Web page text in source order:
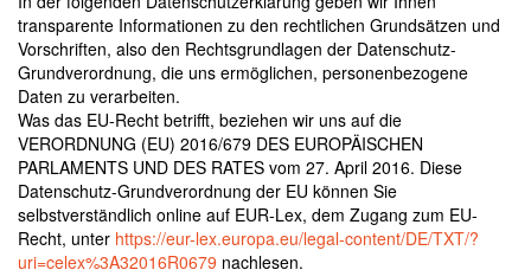
transparente Informationen zu den rechtlichen Grundsätzen und
Vorschriften, also den Rechtsgrundlagen der Datenschutz-
Grundverordnung, die uns ermöglichen, personenbezogene
Daten zu verarbeiten.
Was das EU-Recht betrifft, beziehen wir uns auf die
VERORDNUNG (EU) 2016/679 DES EUROPÄISCHEN
PARLAMENTS UND DES RATES vom 27. April 2016. Diese
Datenschutz-Grundverordnung der EU können Sie
selbstverständlich online auf EUR-Lex, dem Zugang zum EU-
Recht, unter https://eur-lex.europa.eu/legal-content/DE/TXT/?
uri=celex%3A32016R0679 nachlesen.